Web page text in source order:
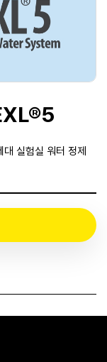
실험실 워터 정제